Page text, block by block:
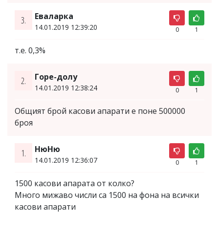
3. Еваларка
14.01.2019 12:39:20 0 1
т.е. 0,3%
2. Горе-долу
14.01.2019 12:38:24 0 1
Общият брой касови апарати е поне 500000
броя
1. НюНю
14.01.2019 12:36:07 0 1
1500 касови апарата от колко?
Много мижаво числи са 1500 на фона на всички
касови апарати